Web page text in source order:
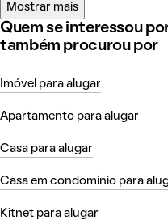
Mostrar mais
Quem se interessou
também procurou por
Imóvel para alugar
Apartamento para alugar
Casa para alugar
Casa em condomínio para
Kitnet para alugar